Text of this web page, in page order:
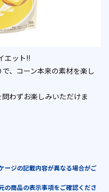
エット!!
、コーン本来の素材を楽し
わずお楽しみいただけま
ージの記載内容が異なる場合がご
の商品の表示事項をご確認くださ